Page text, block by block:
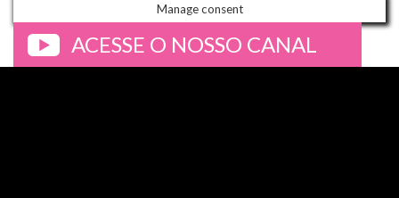
Manage consent
ACESSE O NOSSO CANAL